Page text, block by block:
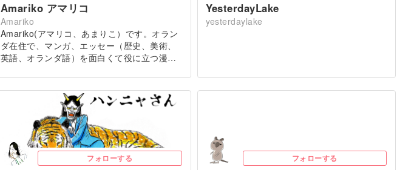
Amariko アマリコ
Amariko
Amariko(アマリコ、あまりこ）です。オラン
ダ在住で、マンガ、エッセー（歴史、美術、
英語、オランダ語）を面白くて役に立つ漫…
YesterdayLake
yesterdaylake
フォローする フォローする